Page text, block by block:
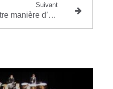
Suivant
Le cheval, miroir de notre manière d’être au monde